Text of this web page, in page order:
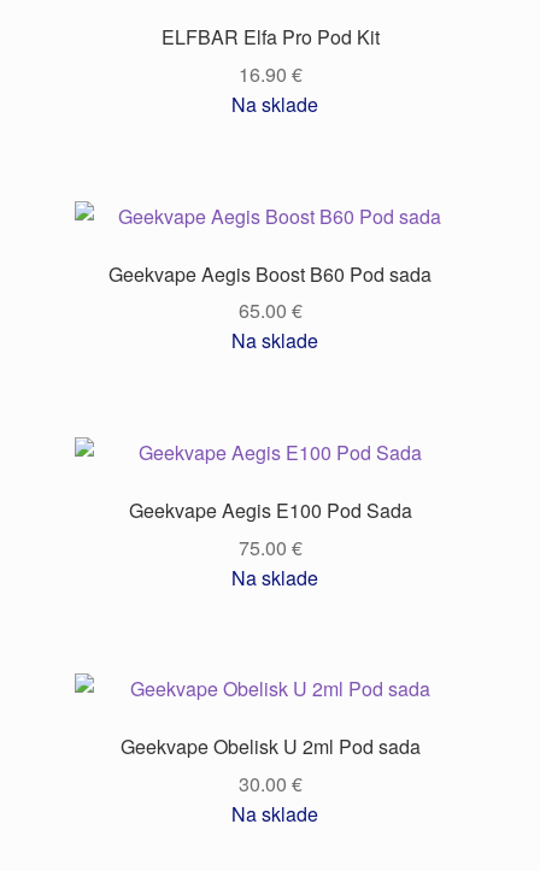
ELFBAR Elfa Pro Pod Kit
16.90 €
Na sklade
Geekvape Aegis Boost B60 Pod sada
65.00 €
Na sklade
Geekvape Aegis E100 Pod Sada
75.00 €
Na sklade
Geekvape Obelisk U 2ml Pod sada
30.00 €
Na sklade